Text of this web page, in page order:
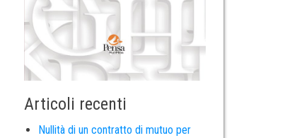
Articoli recenti
Nullità di un contratto di mutuo per